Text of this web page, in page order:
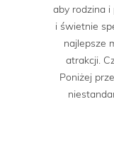
aby rodzina i
i świetnie
najlepsze
atrakcji.
Poniżej